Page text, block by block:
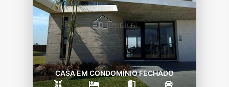
CASA EM CONDOMÍNIO FECHADO